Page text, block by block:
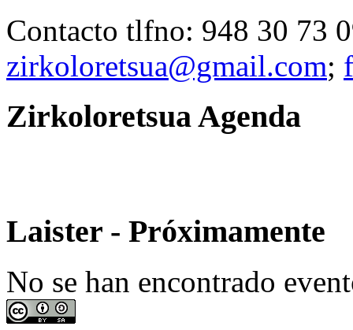
Contacto tlfno: 948 30 73
zirkoloretsua@gmail.com;
Zirkoloretsua Agenda
Laister - Próximamente
No se han encontrado